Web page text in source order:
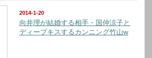
2014-1-20
向井理が結婚する相手・国仲涼子と
ディープキスするカンニング竹山w